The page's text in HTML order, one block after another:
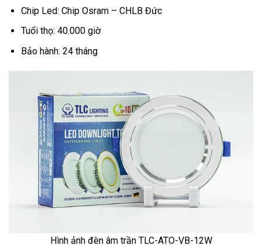
Chip Led: Chip Osram – CHLB Đức
Tuổi thọ: 40.000 giờ
Bảo hành: 24 tháng
Hình ảnh đèn âm trần TLC-ATO-VB-12W